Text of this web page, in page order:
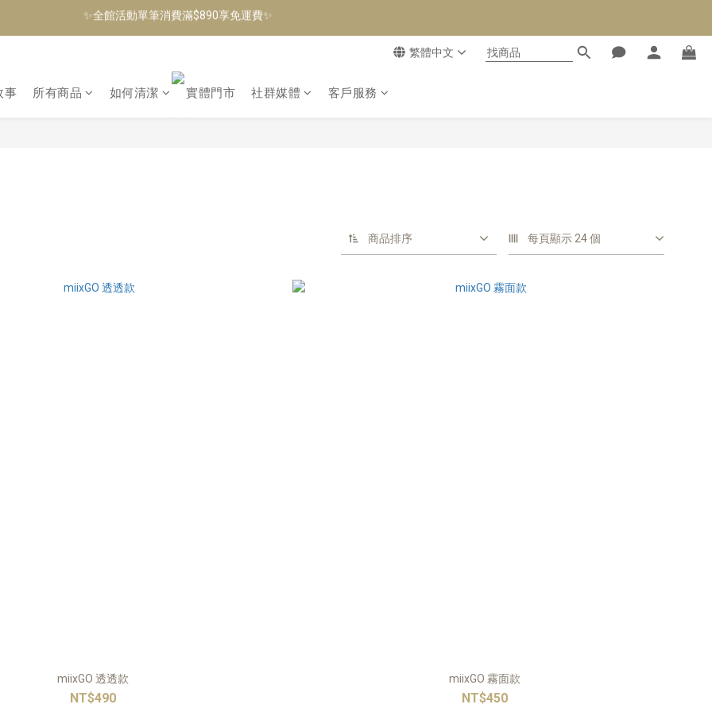
✨加入會員即可獲得$100購物金，生日當月再送生日禮金✨
✨加入會員即可獲得$100購物金，生日當月再送生日禮金✨
繁體中文
事 所有商品 如何清潔 實體門市 社群媒體 客戶服務
商品排序 每頁顯示 24 個
miixGO 透透款
NT$490
miixGO 霧面款
NT$450